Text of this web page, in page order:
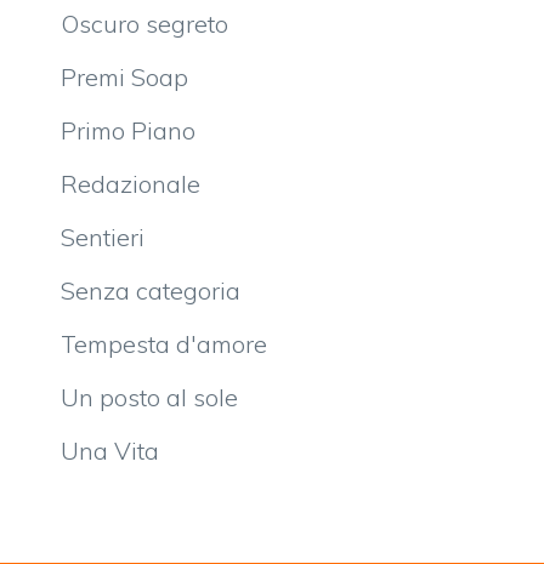
Oscuro segreto
Premi Soap
Primo Piano
Redazionale
Sentieri
Senza categoria
Tempesta d'amore
Un posto al sole
Una Vita